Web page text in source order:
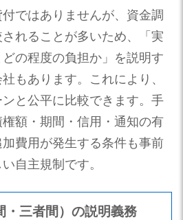
ではありませんが、資金調
れることが多いため、「実
の程度の負担か」を説明す
もあります。これにより、
と公平に比較できます。手
額・期間・信用・通知の有
費用が発生する条件も事前
自主規制です。
・三者間）の説明義務